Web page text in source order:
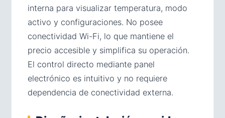
interna para visualizar temperatura, modo
activo y configuraciones. No posee
conectividad Wi-Fi, lo que mantiene el
precio accesible y simplifica su operación.
El control directo mediante panel
electrónico es intuitivo y no requiere
dependencia de conectividad externa.